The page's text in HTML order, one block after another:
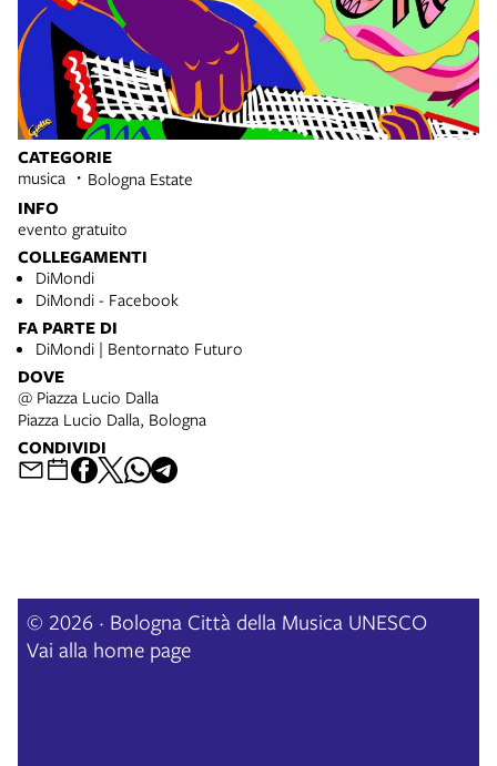
CATEGORIE
musica Bologna Estate
INFO
evento gratuito
COLLEGAMENTI
DiMondi
DiMondi - Facebook
FA PARTE DI
DiMondi | Bentornato Futuro
DOVE
@ Piazza Lucio Dalla
Piazza Lucio Dalla, Bologna
CONDIVIDI
© 2026 · Bologna Città della Musica UNESCO
Vai alla home page